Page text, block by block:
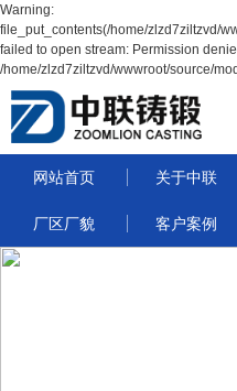
Warning:
file_put_contents(/home/zlzd7ziltzvd/
failed to open stream: Permission
/home/zlzd7ziltzvd/wwwroot/source/
网站首页 关于中联
厂区厂貌 客户案例